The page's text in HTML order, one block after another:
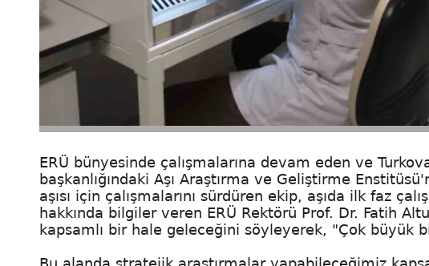
ERÜ bünyesinde çalışmalarına devam eden ve
başkanlığındaki Aşı Araştırma ve Geliştirme
aşısı için çalışmalarını sürdüren ekip, aşıda ilk faz
hakkında bilgiler veren ERÜ Rektörü Prof. Dr. Fatih
kapsamlı bir hale geleceğini söyleyerek, "Çok büyük